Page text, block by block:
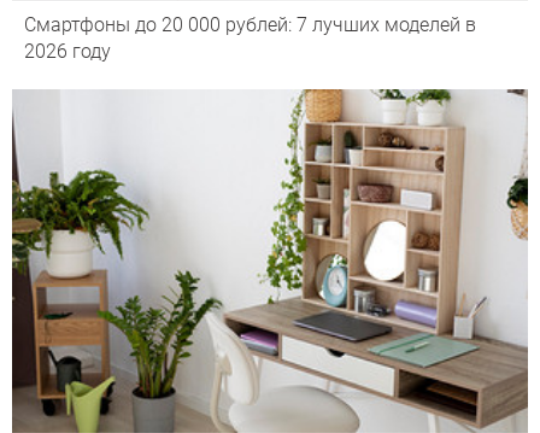
Смартфоны до 20 000 рублей: 7 лучших моделей в
2026 году